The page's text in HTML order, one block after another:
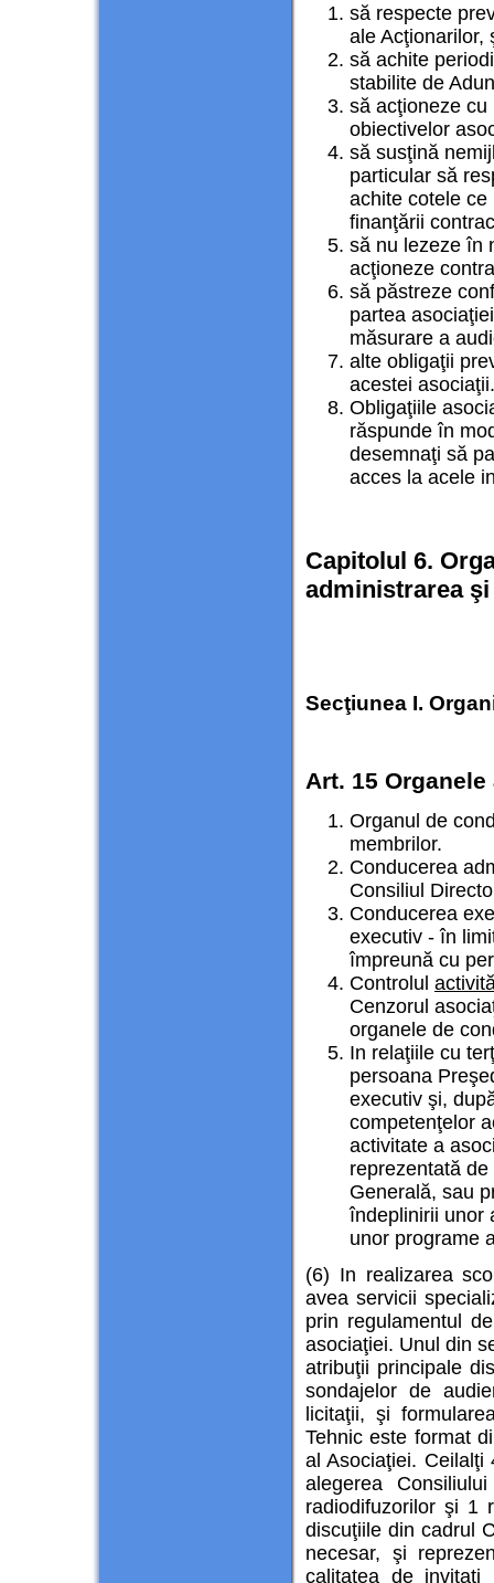
să respecte
ale
să achite
stabilite de
să acţioneze
obiectivelor
să susţină
particular să
achite cotele
finanţării
să nu lezeze în
acţioneze
să păstreze
partea
măsurare a
alte obligaţii
acestei asociaţii.
Obligaţiile
răspunde în
desemnaţi să
acces la acele
Capitolul 6.
administrarea
Secţiunea I.
Art. 15
Organul de
membrilor.
Conducerea
Consiliul
Conducerea
executiv - în
împreună cu
Controlul
Cenzorul
organele de
In relaţiile cu
persoana
executiv şi,
competenţelor
activitate a
reprezentată
Generală, sau
îndeplinirii unor
unor programe
(6) In realizarea
avea servicii
prin regulamentul
asociaţiei. Unul din
atribuţii principale
sondajelor de
licitaţii, şi
Tehnic este format
al Asociaţiei. Ceilalţi
alegerea
radiodifuzorilor şi 1
discuţiile din cadrul
necesar, şi
calitatea de invitaţi